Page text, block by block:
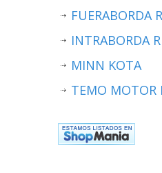
FUERABORDA
INTRABORDA
MINN KOTA
TEMO MOTOR